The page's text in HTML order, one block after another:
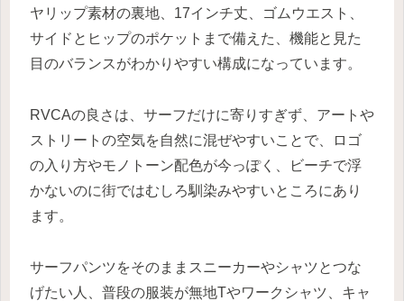
ヤリップ素材の裏地、17インチ丈、ゴムウエスト、
サイドとヒップのポケットまで備えた、機能と見た
目のバランスがわかりやすい構成になっています。
RVCAの良さは、サーフだけに寄りすぎず、アートや
ストリートの空気を自然に混ぜやすいことで、ロゴ
の入り方やモノトーン配色が今っぽく、ビーチで浮
かないのに街ではむしろ馴染みやすいところにあり
ます。
サーフパンツをそのままスニーカーやシャツとつな
げたい人、普段の服装が無地Tやワークシャツ、キャ